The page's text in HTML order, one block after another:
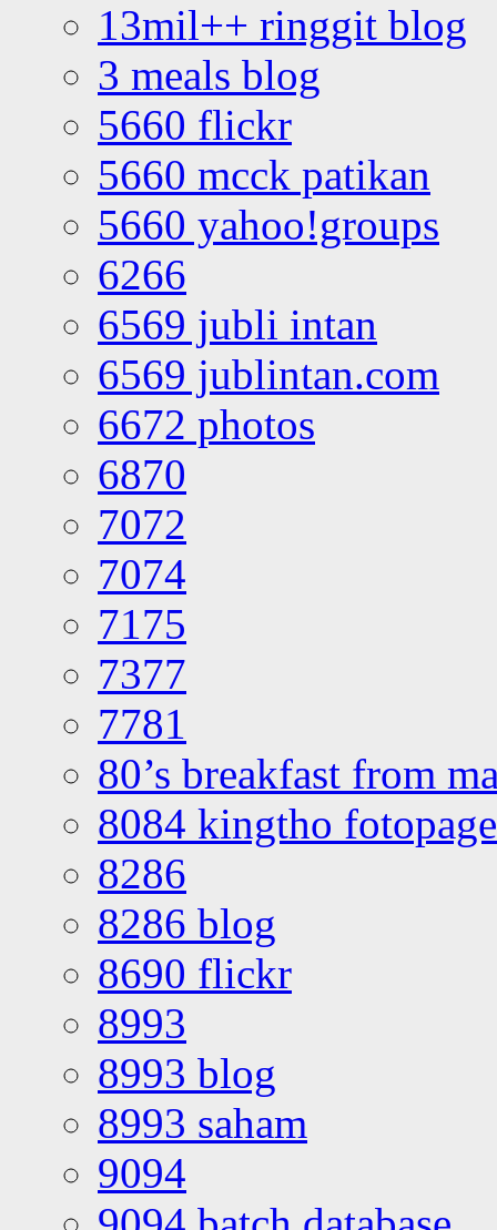
13mil++ ringgit blog
3 meals blog
5660 flickr
5660 mcck patikan
5660 yahoo!groups
6266
6569 jubli intan
6569 jublintan.com
6672 photos
6870
7072
7074
7175
7377
7781
80’s breakfast from
8084 kingtho
8286
8286 blog
8690 flickr
8993
8993 blog
8993 saham
9094